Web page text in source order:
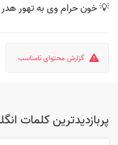
💡 خون حرام وی به تهور
گزارش محتوای نامناسب
پربازدیدترین کلمات